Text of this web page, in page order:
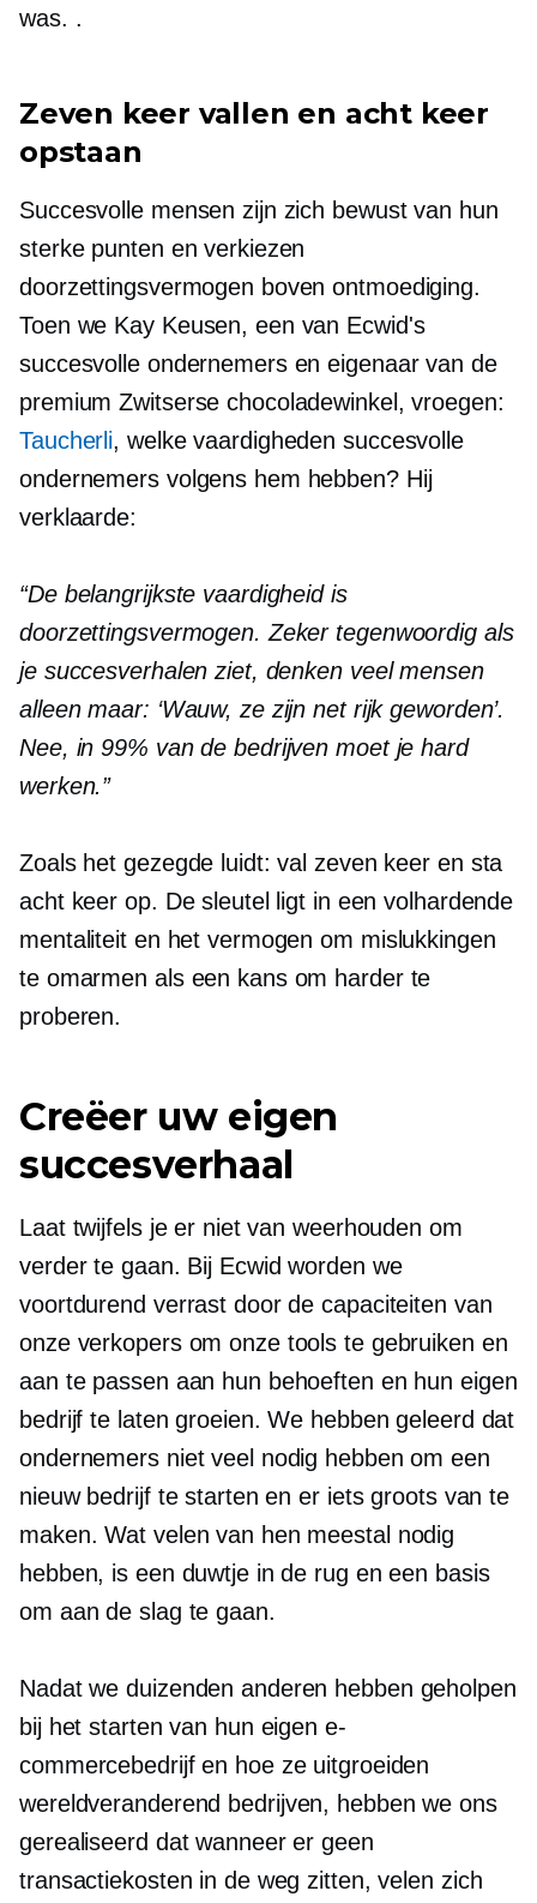
was. .
Zeven keer vallen en acht keer
opstaan
Succesvolle mensen zijn zich bewust van hun
sterke punten en verkiezen
doorzettingsvermogen boven ontmoediging.
Toen we Kay Keusen, een van Ecwid's
succesvolle ondernemers en eigenaar van de
premium Zwitserse chocoladewinkel, vroegen:
Taucherli, welke vaardigheden succesvolle
ondernemers volgens hem hebben? Hij
verklaarde:
“De belangrijkste vaardigheid is
doorzettingsvermogen. Zeker tegenwoordig als
je succesverhalen ziet, denken veel mensen
alleen maar: ‘Wauw, ze zijn net rijk geworden’.
Nee, in 99% van de bedrijven moet je hard
werken.”
Zoals het gezegde luidt: val zeven keer en sta
acht keer op. De sleutel ligt in een volhardende
mentaliteit en het vermogen om mislukkingen
te omarmen als een kans om harder te
proberen.
Creëer uw eigen
succesverhaal
Laat twijfels je er niet van weerhouden om
verder te gaan. Bij Ecwid worden we
voortdurend verrast door de capaciteiten van
onze verkopers om onze tools te gebruiken en
aan te passen aan hun behoeften en hun eigen
bedrijf te laten groeien. We hebben geleerd dat
ondernemers niet veel nodig hebben om een ​​
nieuw bedrijf te starten en er iets groots van te
maken. Wat velen van hen meestal nodig
hebben, is een duwtje in de rug en een basis
om aan de slag te gaan.
Nadat we duizenden anderen hebben geholpen
bij het starten van hun eigen e-
commercebedrijf en hoe ze uitgroeiden
wereldveranderend bedrijven, hebben we ons
gerealiseerd dat wanneer er geen
transactiekosten in de weg zitten, velen zich